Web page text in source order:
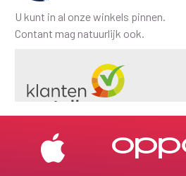
U kunt in al onze winkels pinnen.
Contant mag natuurlijk ook.